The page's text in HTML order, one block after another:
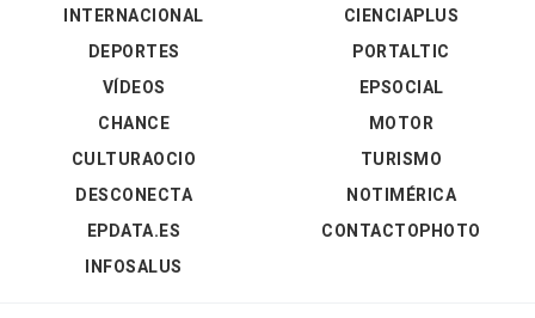
INTERNACIONAL
DEPORTES
VÍDEOS
CIENCIAPLUS
PORTALTIC
EPSOCIAL
CHANCE
CULTURAOCIO
DESCONECTA
EPDATA.ES
INFOSALUS
MOTOR
TURISMO
NOTIMÉRICA
CONTACTOPHOTO